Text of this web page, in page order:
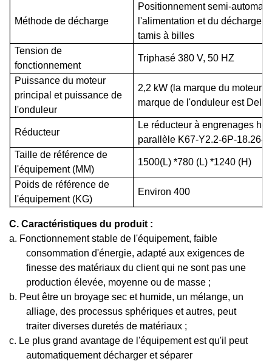
Méthode de décharge
Positionnement semi-
l'alimentation et du
tamis à billes
Tension de
fonctionnement
Triphasé 380 V, 50 HZ
Puissance du moteur
principal et puissance de
l'onduleur
2,2 kW (la marque du moteur
marque de l'onduleur est
Réducteur
Le réducteur à engrenages
parallèle K67-Y2.2-6P-18.26-
Taille de référence de
l'équipement (MM)
1500(L) *780 (L) *1240 (H)
Poids de référence de
l'équipement (KG)
Environ 400
C. Caractéristiques du produit :
a. Fonctionnement stable de l'équipement, faible
consommation d'énergie, adapté aux exigences de
finesse des matériaux du client qui ne sont pas une
production élevée, moyenne ou de masse ;
b. Peut être un broyage sec et humide, un mélange, un
alliage, des processus sphériques et autres, peut
traiter diverses duretés de matériaux ;
c. Le plus grand avantage de l'équipement est qu'il peut
automatiquement décharger et séparer